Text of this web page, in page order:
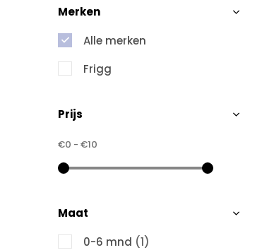
Merken
Alle merken
Frigg
Prijs
€0 - €10
Maat
0-6 mnd (1)